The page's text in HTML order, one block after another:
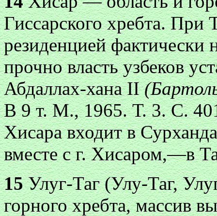
Гиссарского хребта. При
резиденцией фактически
прочно власть узбеков
Абдаллах-хана II
В 9 т. М., 1965. Т. 3. С.
Хисара входит в
вместе с г. Хисаром,—в
15Улуг-Таг (Улу-Таг,
горного хребта, массив